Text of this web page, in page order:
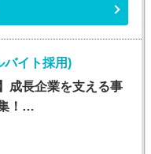
バイト採用)
成長企業を支える事
！…